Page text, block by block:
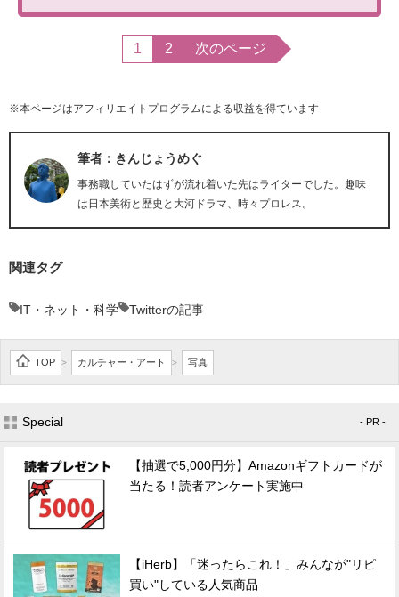
1 2 次のページ
※本ページはアフィリエイトプログラムによる収益を得ています
筆者：きんじょうめぐ
事務職していたはずが流れ着いた先はライターでした。趣味
は日本美術と歴史と大河ドラマ、時々プロレス。
関連タグ
IT・ネット・科学 Twitterの記事
TOP > カルチャー・アート > 写真
Special - PR -
【抽選で5,000円分】Amazonギフトカードが
当たる！読者アンケート実施中
【iHerb】「迷ったらこれ！」みんなが"リピ
買い"している人気商品